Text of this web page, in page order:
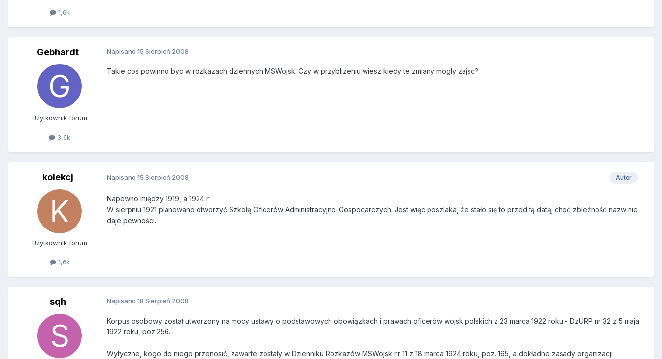
1,6k
Gebhardt
Użytkownik forum
3,6k
Napisano 15 Sierpień 2008
Takie cos powinno byc w rozkazach dziennych MSWojsk. Czy w przyblizeniu wiesz kiedy te zmiany mogly zajsc?
kolekcj
Użytkownik forum
1,6k
Autor
Napisano 15 Sierpień 2008
Napewno między 1919, a 1924 r.
W sierpniu 1921 planowano otworzyć Szkołę Oficerów Administracyjno-Gospodarczych. Jest więc poszlaka, że stało się to przed tą datą; choć zbieżność nazw nie
daje pewności.
sqh Napisano 18 Sierpień 2008
Korpus osobowy został utworzony na mocy ustawy o podstawowych obowiązkach i prawach oficerów wojsk polskich z 23 marca 1922 roku - DzURP nr 32 z 5 maja
1922 roku, poz.256.
Wytyczne, kogo do niego przenosić, zawarte zostały w Dzienniku Rozkazów MSWojsk nr 11 z 18 marca 1924 roku, poz. 165, a dokładne zasady organizacji